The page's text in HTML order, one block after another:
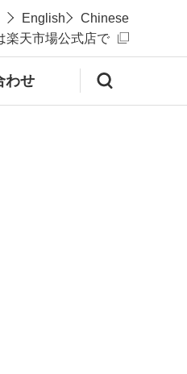
English
Chinese
楽天市場公式店で
わせ